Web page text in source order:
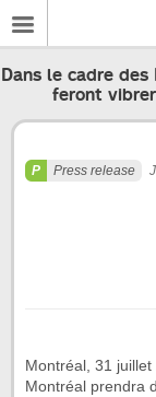
Dans le cadre
feront
Press release
Montréal, 31
Montréal prendra